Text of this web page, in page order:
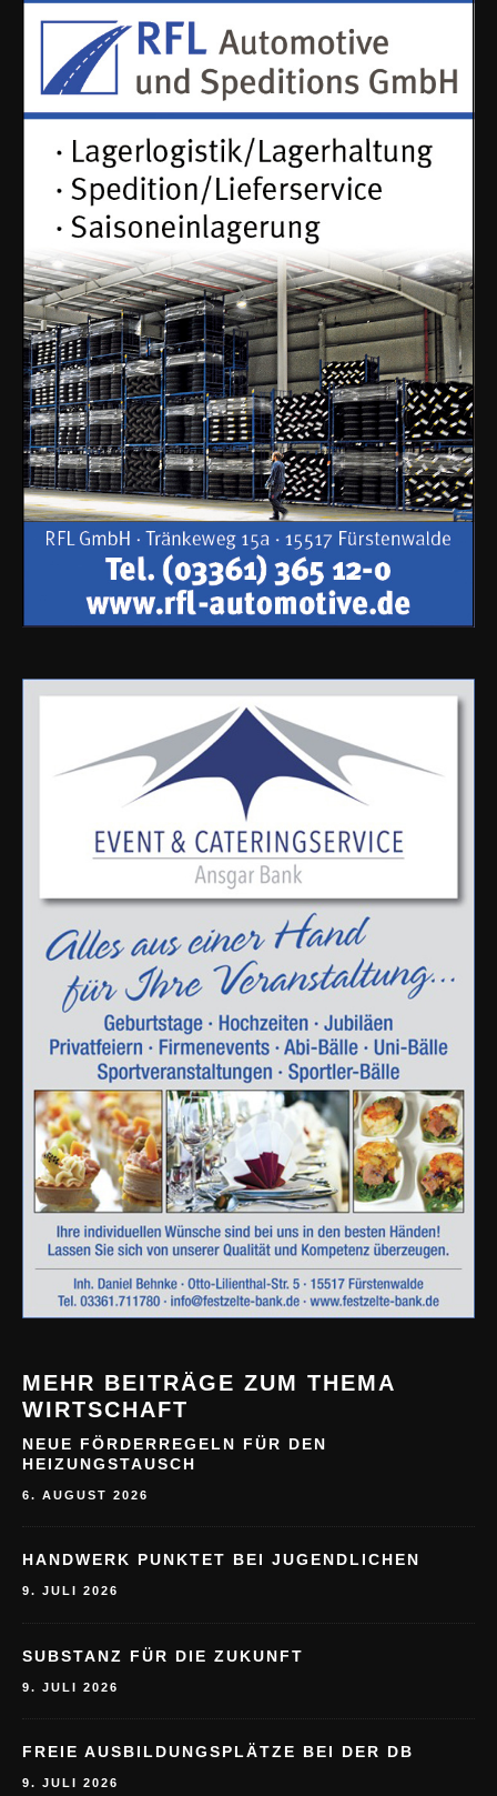
MEHR BEITRÄGE ZUM THEMA
WIRTSCHAFT
NEUE FÖRDERREGELN FÜR DEN
HEIZUNGSTAUSCH
6. AUGUST 2026
HANDWERK PUNKTET BEI JUGENDLICHEN
9. JULI 2026
SUBSTANZ FÜR DIE ZUKUNFT
9. JULI 2026
FREIE AUSBILDUNGSPLÄTZE BEI DER DB
9. JULI 2026